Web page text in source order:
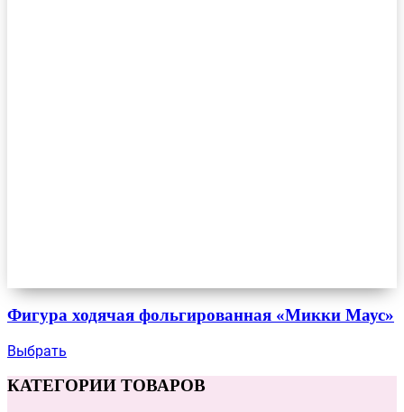
Фигура ходячая фольгированная «Микки Маус»
Выбрать
КАТЕГОРИИ ТОВАРОВ